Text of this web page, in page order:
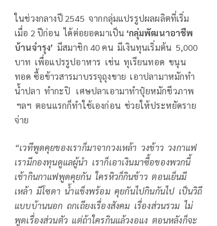
ในช่วงกลางปี 2545 จากกลุ่มแปรรูปผลผลิตที่เริ่ม
เมื่อ 2 ปีก่อน ได้ต่อยอดมาเป็น ‘กลุ่มพัฒนาอาชีพ
บ้านจำรุง’ มีสมาชิก 40 คน มีเงินทุนเริ่มต้น 5,000
บาท เพื่อแปรรูปอาหาร เช่น ทุเรียนทอด ขนุน
ทอด ซื้อข้าวสารมาบรรจุถุงขาย เอาปลามาหมักทำ
น้ำปลา ทำกะปิ เศษปลาเอามาทำปุ๋ยหมักชีวภาพ
ฯลฯ ตอนแรกก็ทำใช้เองก่อน ช่วยให้ประหยัดราย
จ่าย
“เวทีพูดคุยของเราก็มาจากวงเหล้า วงข้าว วงกาแฟ
เรามีกองทุนดูแลผู้นำ เราก็เอาเงินมาซื้อของพวกนี้
เช้ากินกาแฟพูดคุยกัน ใครหิวก็กินข้าว ตอนเย็นมี
เหล้า มีโซดา น้ำแข็งพร้อม คุยกันไปกินกันไป เป็นวิถี
แบบบ้านนอก ถกเถียงเรื่องสังคม เรื่องส่วนรวม ไม่
พูดเรื่องส่วนตัว แต่ถ้าใครกินแล้วงอแง ตอนหลังก็จะ